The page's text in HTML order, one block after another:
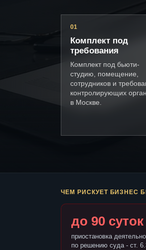
01
Комплект под
требования
Комплект под бьюти-
студию, помещение,
сотрудников и
контролирующих
в Москве.
ЧЕМ РИСКУЕТ БИЗНЕС
до 90 суток
приостановка
по решению суда - ст.